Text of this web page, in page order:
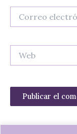
electrónico*